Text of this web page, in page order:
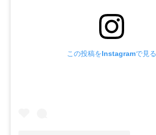
この投稿をInstagramで見る